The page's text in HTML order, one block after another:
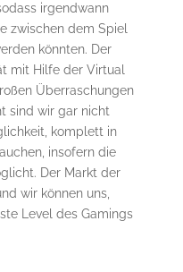
irgendwann
zwischen dem Spiel
könnten. Der
mit Hilfe der Virtual
Überraschungen
sind wir gar nicht
komplett in
insofern die
Der Markt der
wir können uns,
Level des Gamings